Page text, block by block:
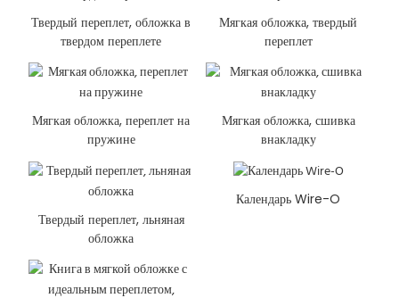
Твердый переплет, обложка в
твердом переплете
Мягкая обложка, твердый
переплет
Мягкая обложка, переплет на
пружине
Мягкая обложка, сшивка
внакладку
Твердый переплет, льняная
обложка
Календарь Wire-O